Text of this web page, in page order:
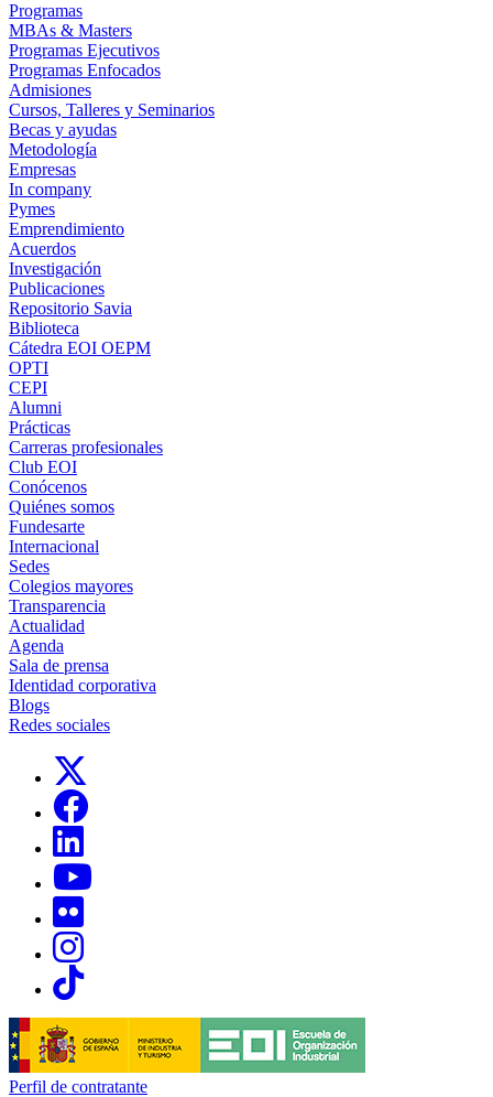
Programas
MBAs & Masters
Programas Ejecutivos
Programas Enfocados
Admisiones
Cursos, Talleres y Seminarios
Becas y ayudas
Metodología
Empresas
In company
Pymes
Emprendimiento
Acuerdos
Investigación
Publicaciones
Repositorio Savia
Biblioteca
Cátedra EOI OEPM
OPTI
CEPI
Alumni
Prácticas
Carreras profesionales
Club EOI
Conócenos
Quiénes somos
Fundesarte
Internacional
Sedes
Colegios mayores
Transparencia
Actualidad
Agenda
Sala de prensa
Identidad corporativa
Blogs
Redes sociales
Links, Opens in this window
Links, Opens in this window
Links, Opens in this window
Links, Opens in this window
Links, Opens in this window
Perfil de contratante